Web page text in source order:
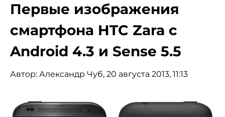
Первые изображения
смартфона HTC Zara с
Android 4.3 и Sense 5.5
Автор: Александр Чуб, 20 августа 2013, 11:13